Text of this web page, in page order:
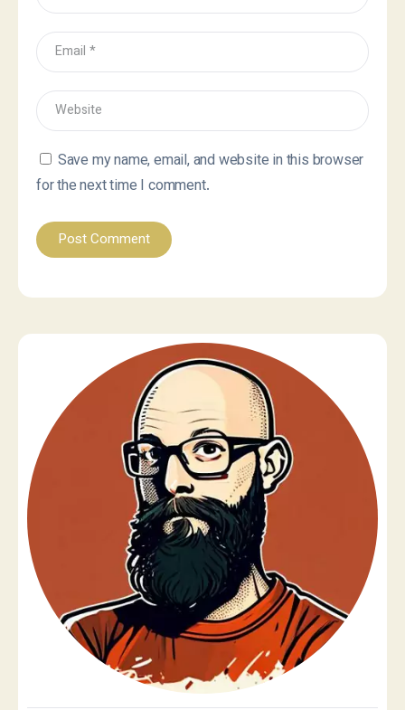
Save my name, email, and website in this browser
for the next time I comment.